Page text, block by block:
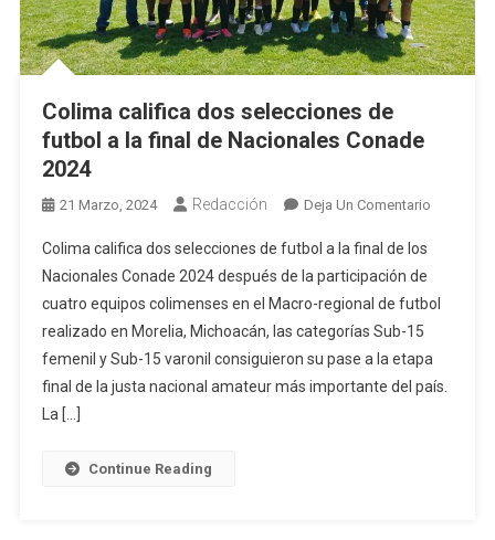
Colima califica dos selecciones de
futbol a la final de Nacionales Conade
2024
21 Marzo, 2024 Redacción Deja Un ComentarioEn
Futbol
A
Colima califica dos selecciones de futbol a la final de los
Nacionales Conade 2024 después de la participación de
cuatro equipos colimenses en el Macro-regional de futbol
realizado en Morelia, Michoacán, las categorías Sub-15
femenil y Sub-15 varonil consiguieron su pase a la etapa
final de la justa nacional amateur más importante del país.
La […]
Continue Reading